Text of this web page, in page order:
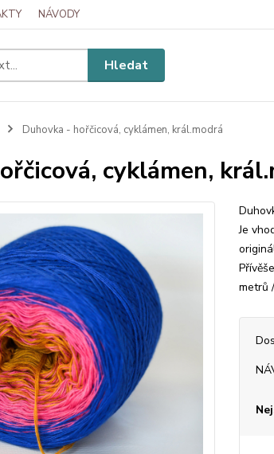
NÁVODY
Hledat
Duhovka - hořčicová, cyklámen, král.modrá
cyklámen,
Je
metrů